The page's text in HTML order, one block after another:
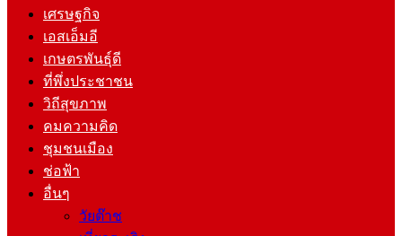
เศรษฐกิจ
เอสเอ็มอี
เกษตรพันธุ์ดี
ที่พึ่งประชาชน
วิถีสุขภาพ
คมความคิด
ชุมชนเมือง
ช่อฟ้า
อื่นๆ
วัยต๊าช